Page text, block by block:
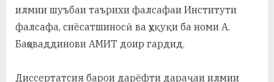
илмии шуъбаи таърихи фалсафаи Институти
фалсафа, сиёсатшиносӣ ва ҳуқуқи ба номи А.
Баҳоваддинови АМИТ доир гардид.
Диссертатсия барои дарёфти дараҷаи илмии